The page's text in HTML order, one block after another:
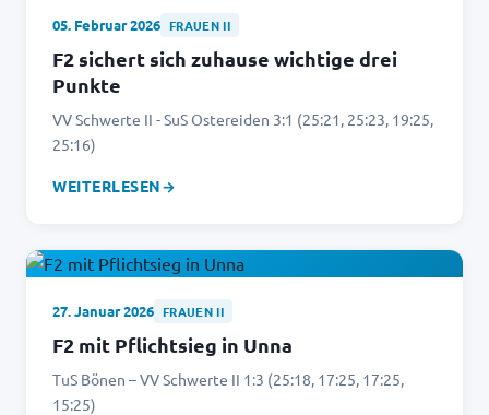
05. Februar 2026 FRAUEN II
F2 sichert sich zuhause wichtige drei
Punkte
VV Schwerte II - SuS Ostereiden 3:1 (25:21, 25:23, 19:25,
25:16)
WEITERLESEN→
27. Januar 2026 FRAUEN II
F2 mit Pflichtsieg in Unna
TuS Bönen – VV Schwerte II 1:3 (25:18, 17:25, 17:25,
15:25)